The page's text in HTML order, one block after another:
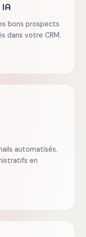
bons prospects
dans votre CRM.
automatisés.
en